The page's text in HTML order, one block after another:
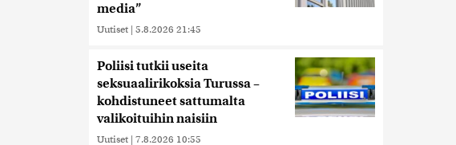
media”
Uutiset | 5.8.2026 21:45
Poliisi tutkii useita
seksuaalirikoksia Turussa –
kohdistuneet sattumalta
valikoituihin naisiin
Uutiset | 7.8.2026 10:55